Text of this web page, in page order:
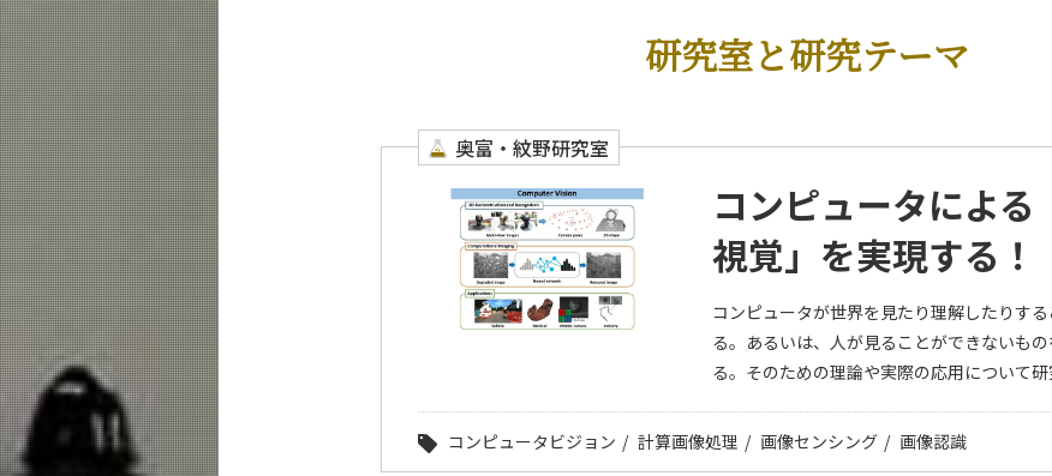
研究室と研究テーマ
奥富・紋野研究室
コンピュータによる
視覚」を実現する！
コンピュータが世界を見たり理解したりす
る。あるいは、人が見ることができないも
る。そのための理論や実際の応用について研
コンピュータビジョン 計算画像処理 画像センシング 画像認識